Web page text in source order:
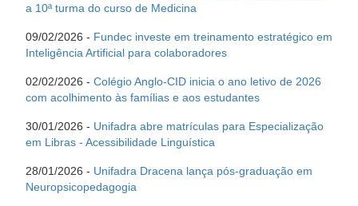
a 10ª turma do curso de Medicina
09/02/2026 - Fundec investe em treinamento estratégico em
Inteligência Artificial para colaboradores
02/02/2026 - Colégio Anglo-CID inicia o ano letivo de 2026
com acolhimento às famílias e aos estudantes
30/01/2026 - Unifadra abre matrículas para Especialização
em Libras - Acessibilidade Linguística
28/01/2026 - Unifadra Dracena lança pós-graduação em
Neuropsicopedagogia